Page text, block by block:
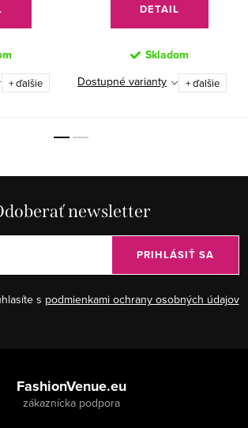
+ ďalšie
DETAIL
Skladom
Dostupné varianty
+ ďalšie
newsletter
s podmienkami ochrany osobných údajov
PRIHLÁSIŤ SA
FashionVenue.eu